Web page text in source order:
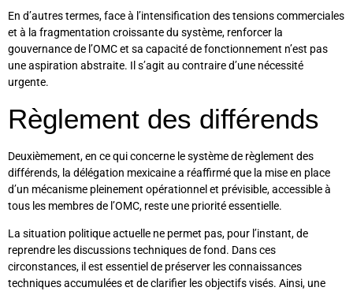
En d’autres termes, face à l’intensification des tensions commerciales
et à la fragmentation croissante du système, renforcer la
gouvernance de l’OMC et sa capacité de fonctionnement n’est pas
une aspiration abstraite. Il s’agit au contraire d’une nécessité
urgente.
Règlement des différends
Deuxièmement, en ce qui concerne le système de règlement des
différends, la délégation mexicaine a réaffirmé que la mise en place
d’un mécanisme pleinement opérationnel et prévisible, accessible à
tous les membres de l’OMC, reste une priorité essentielle.
La situation politique actuelle ne permet pas, pour l’instant, de
reprendre les discussions techniques de fond. Dans ces
circonstances, il est essentiel de préserver les connaissances
techniques accumulées et de clarifier les objectifs visés. Ainsi, une